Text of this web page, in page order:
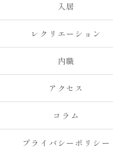
入居
レクリエーション
内職
アクセス
コラム
プライバシーポリシー